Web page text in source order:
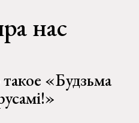
нас
«Будзьма